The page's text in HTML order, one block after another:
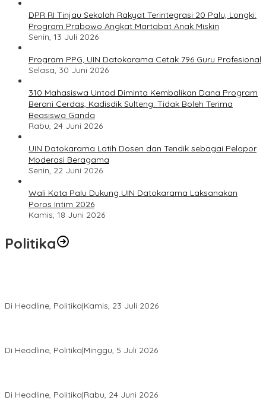
DPR RI Tinjau Sekolah Rakyat Terintegrasi 20 Palu, Longki:
Program Prabowo Angkat Martabat Anak Miskin
Senin, 13 Juli 2026
Program PPG, UIN Datokarama Cetak 796 Guru Profesional
Selasa, 30 Juni 2026
310 Mahasiswa Untad Diminta Kembalikan Dana Program
Berani Cerdas, Kadisdik Sulteng: Tidak Boleh Terima
Beasiswa Ganda
Rabu, 24 Juni 2026
UIN Datokarama Latih Dosen dan Tendik sebagai Pelopor
Moderasi Beragama
Senin, 22 Juni 2026
Wali Kota Palu Dukung UIN Datokarama Laksanakan
Poros Intim 2026
Kamis, 18 Juni 2026
Politika
Di Headline, Politika|Kamis, 23 Juli 2026
Di Headline, Politika|Minggu, 5 Juli 2026
Di Headline, Politika|Rabu, 24 Juni 2026